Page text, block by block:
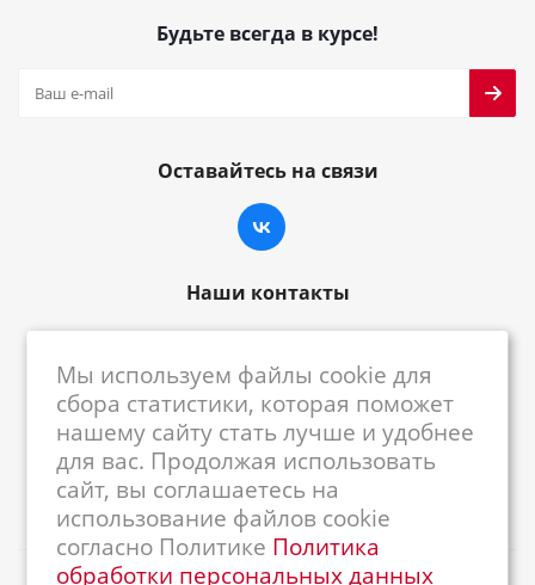
Будьте всегда в курсе!
Оставайтесь на связи
Наши контакты
centrkkm@centrkkm.ru
185005, г. Петрозаводск, ул. Промышленная,
1/26
Мы используем файлы cookie для
сбора статистики, которая поможет
нашему сайту стать лучше и удобнее
для вас. Продолжая использовать
сайт, вы соглашаетесь на
использование файлов cookie
согласно Политике Политика
обработки персональных данных